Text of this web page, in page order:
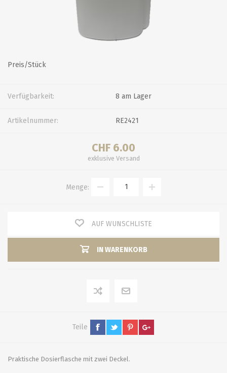
Preis/Stück
Verfügbarkeit: 8 am Lager
Artikelnummer: RE2421
CHF 6.00
exklusive Versand
Menge:
AUF WUNSCHLISTE
IN WARENKORB
Teile
Praktische Dosierflasche mit zwei Deckel.